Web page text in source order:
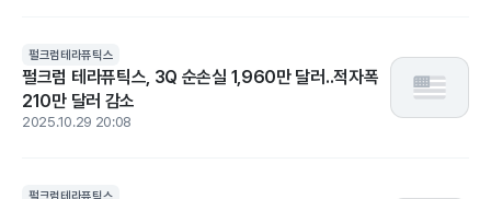
펄크럼테라퓨틱스
펄크럼 테라퓨틱스, 3Q 순손실 1,960만 달러..적자폭
210만 달러 감소
2025.10.29 20:08
펄크럼테라퓨틱스